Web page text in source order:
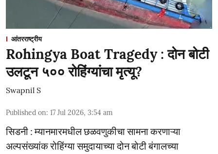
आंतरराष्ट्रीय
Rohingya Boat Tragedy : दोन बोटी
उलटून ५०० रोहिंग्यांचा मृत्यू?
Swapnil S
Published on: 17 Jul 2026, 3:54 am
सिडनी : म्यानमारमधील छळवणुकीचा सामना करणाऱ्या
अल्पसंख्यांक रोहिंग्या समुदायाच्या दोन बोटी बंगालच्या